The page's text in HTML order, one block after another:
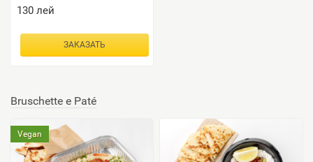
130лей
ЗАКАЗАТЬ
Bruschette e Paté
Vegan